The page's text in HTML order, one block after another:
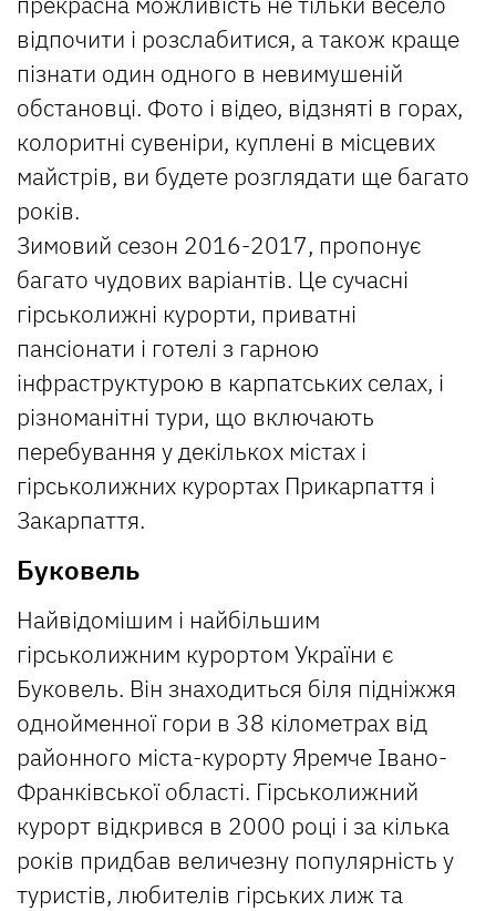
відпочити і розслабитися, а також краще
пізнати один одного в невимушеній
обстановці. Фото і відео, відзняті в горах,
колоритні сувеніри, куплені в місцевих
майстрів, ви будете розглядати ще багато
років.
Зимовий сезон 2016-2017, пропонує
багато чудових варіантів. Це сучасні
гірськолижні курорти, приватні
пансіонати і готелі з гарною
інфраструктурою в карпатських селах, і
різноманітні тури, що включають
перебування у декількох містах і
гірськолижних курортах Прикарпаття і
Закарпаття.
Буковель
Найвідомішим і найбільшим
гірськолижним курортом України є
Буковель. Він знаходиться біля підніжжя
однойменної гори в 38 кілометрах від
районного міста-курорту Яремче Івано-
Франківської області. Гірськолижний
курорт відкрився в 2000 році і за кілька
років придбав величезну популярність у
туристів, любителів гірських лиж та